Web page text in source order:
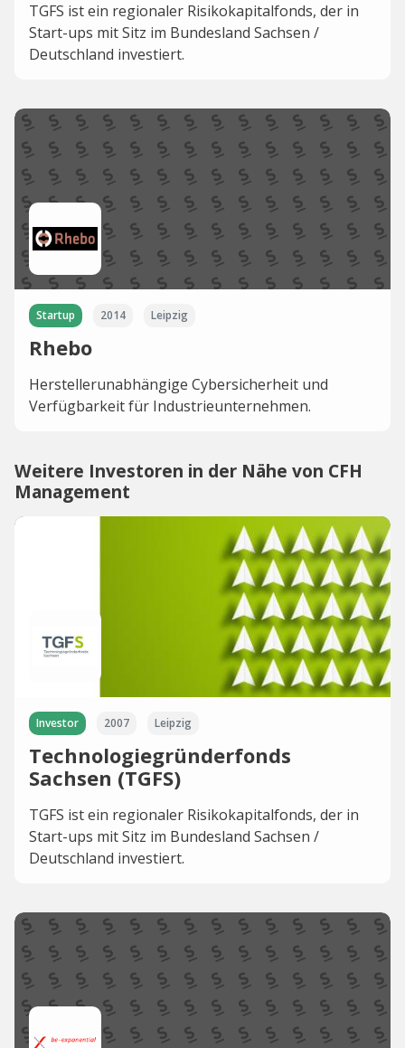
TGFS ist ein regionaler Risikokapitalfonds, der in
Start-ups mit Sitz im Bundesland Sachsen /
Deutschland investiert.
Startup 2014 Leipzig
Rhebo
Herstellerunabhängige Cybersicherheit und
Verfügbarkeit für Industrieunternehmen.
Weitere Investoren in der Nähe von CFH
Management
Investor 2007 Leipzig
Technologiegründerfonds
Sachsen (TGFS)
TGFS ist ein regionaler Risikokapitalfonds, der in
Start-ups mit Sitz im Bundesland Sachsen /
Deutschland investiert.